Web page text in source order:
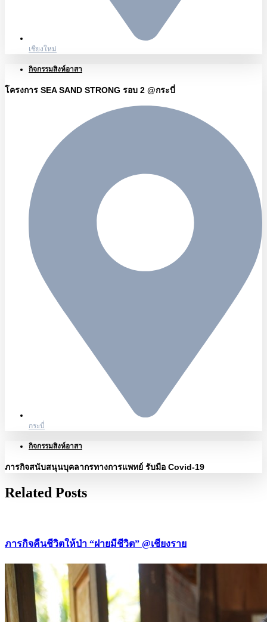
เชียงใหม่
กิจกรรมสิงห์อาสา
โครงการ SEA SAND STRONG รอบ 2 @กระบี่
กระบี่
กิจกรรมสิงห์อาสา
ภารกิจสนับสนุนบุคลากรทางการแพทย์ รับมือ Covid-19
Related Posts
ภารกิจคืนชีวิตให้ป่า “ฝายมีชีวิต” @เชียงราย